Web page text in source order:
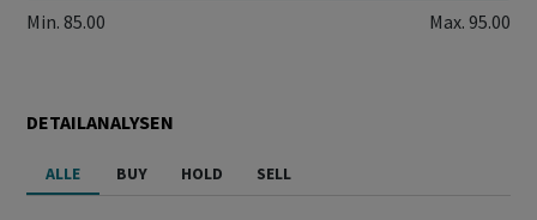
Min. 85.00 Max. 95.00
DETAILANALYSEN
ALLE BUY HOLD SELL